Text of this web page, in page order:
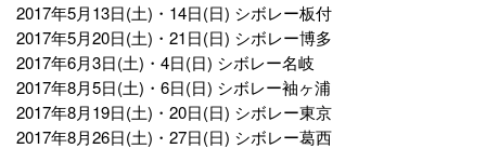
2017年5月13日(土)・14日(日) シボレー板付
2017年5月20日(土)・21日(日) シボレー博多
2017年6月3日(土)・4日(日) シボレー名岐
2017年8月5日(土)・6日(日) シボレー袖ヶ浦
2017年8月19日(土)・20日(日) シボレー東京
2017年8月26日(土)・27日(日) シボレー葛西